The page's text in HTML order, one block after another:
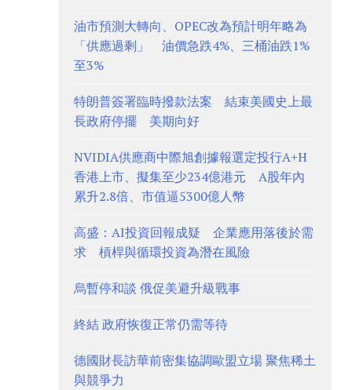
油市預測大轉向、OPEC改為預計明年略為
「供應過剩」 油價急跌4%、三桶油跌1%
至3%
特朗普簽署臨時撥款法案 結束美國史上最
長政府停擺 美期向好
NVIDIA供應商中際旭創據報選定投行A+H
香港上市、擬集至少234億港元 A股年內
累升2.8倍、市值逼5300億人幣
高盛：AI投資回報成疑 企業應用落後於需
求 槓桿與循環投資為潛在風險
烏暫停和談 俄促美避升級戰事
終結 政府恢復正常仍需等待
德國財長訪華前密集協調歐盟立場 聚焦稀土
與競爭力